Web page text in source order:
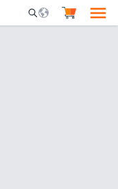
Mobile Search